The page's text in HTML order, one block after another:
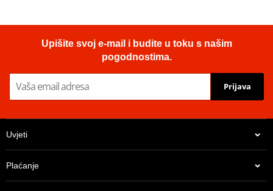
Upišite svoj e-mail i budite u toku s našim
pogodnostima.
Prijava
Uvjeti
Plaćanje